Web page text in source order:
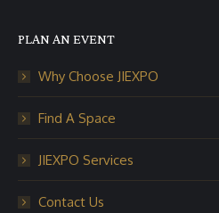
PLAN AN EVENT
Why Choose JIEXPO
Find A Space
JIEXPO Services
Contact Us